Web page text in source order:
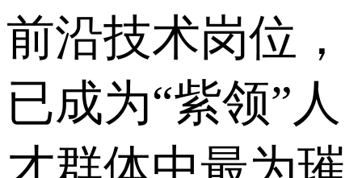
前沿技术岗位，
已成为“紫领”人